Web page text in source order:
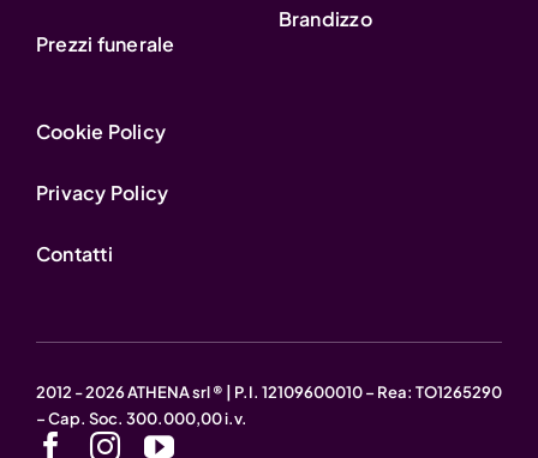
Prezzi funerale
Brandizzo
Cookie Policy
Privacy Policy
Contatti
2012 - 2026 ATHENA srl ® | P.I. 12109600010 – Rea: TO1265290
– Cap. Soc. 300.000,00 i.v.